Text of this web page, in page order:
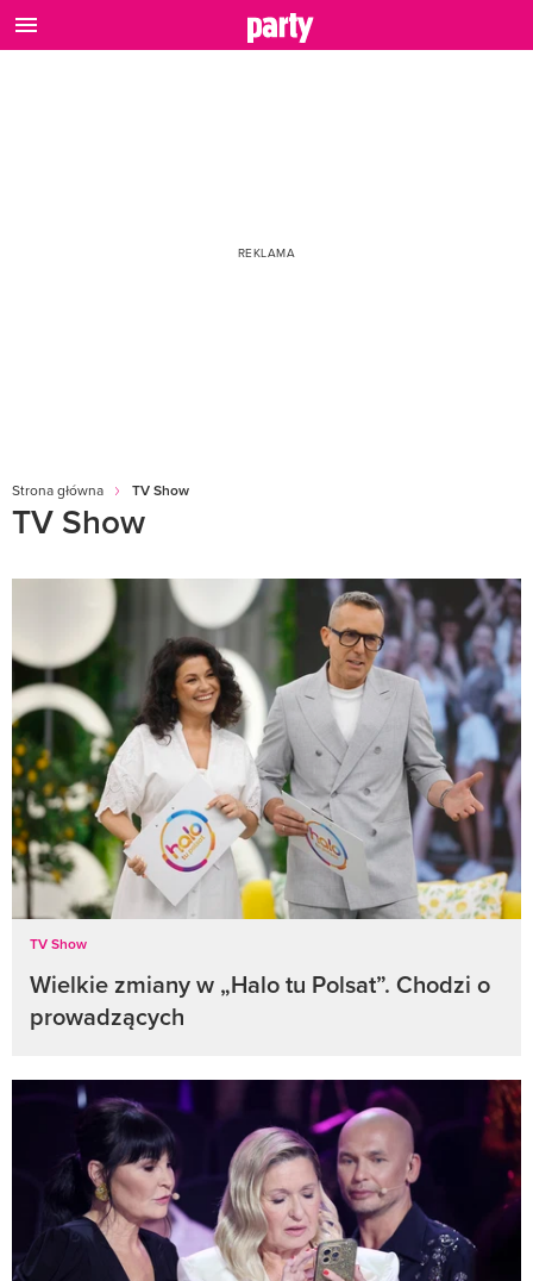
Strona główna TV Show
TV Show
TV Show
Wielkie zmiany w „Halo tu Polsat”. Chodzi o
prowadzących